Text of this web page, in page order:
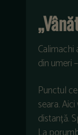
din umeri
Punctul
seara.
distanță.